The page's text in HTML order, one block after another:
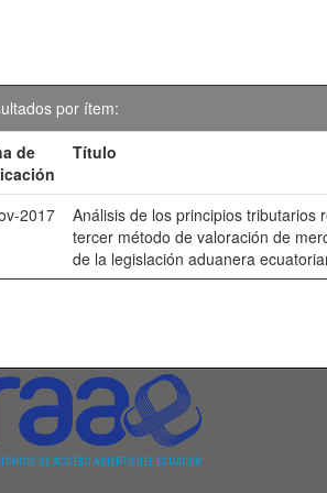
por ítem:
de
Título
2017
Análisis de los principios tributarios
tercer método de valoración de
de la legislación aduanera